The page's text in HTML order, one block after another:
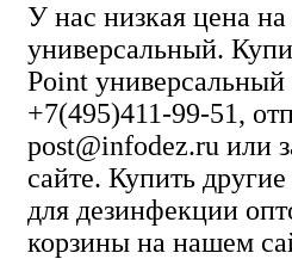
У нас низкая цена
универсальный.
Point
+7(495)411-99-51,
post@infodez.ru или
сайте. Купить
для дезинфекции
корзины на нашем